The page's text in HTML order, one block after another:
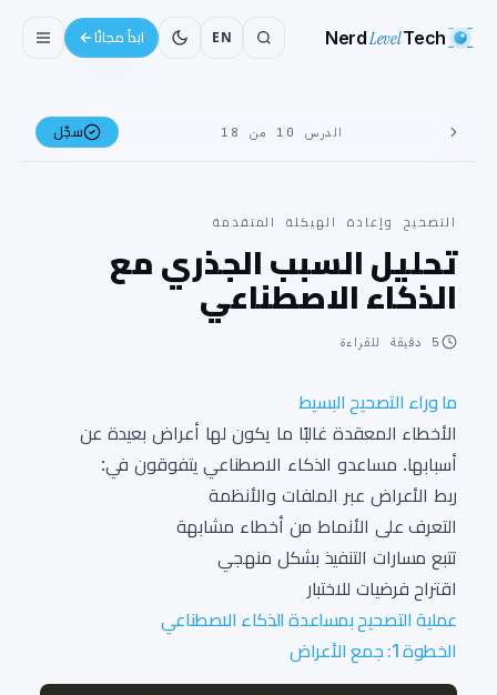
NerdLevelTech
EN ابدأ مجانًا
الدرس 10 من 18 سجّل
التصحيح وإعادة الهيكلة المتقدمة
تحليل السبب الجذري مع
الذكاء الاصطناعي
5 دقيقة للقراءة
ما وراء التصحيح البسيط
الأخطاء المعقدة غالبًا ما يكون لها أعراض بعيدة عن
أسبابها. مساعدو الذكاء الاصطناعي يتفوقون في:
ربط الأعراض عبر الملفات والأنظمة
التعرف على الأنماط من أخطاء مشابهة
تتبع مسارات التنفيذ بشكل منهجي
اقتراح فرضيات للاختبار
عملية التصحيح بمساعدة الذكاء الاصطناعي
الخطوة 1: جمع الأعراض